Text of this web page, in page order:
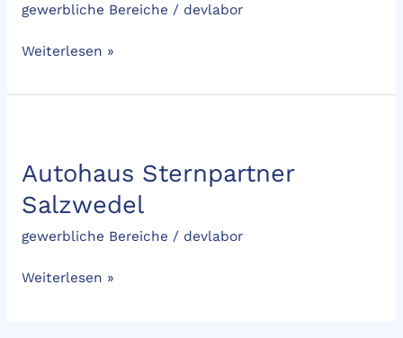
gewerbliche Bereiche / devlabor
Weiterlesen »
Autohaus Sternpartner
Salzwedel
gewerbliche Bereiche / devlabor
Salzwedel
Weiterlesen »